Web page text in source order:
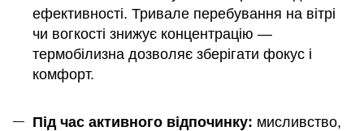
ефективності. Тривале перебування на вітрі
чи вогкості знижує концентрацію —
термобілизна дозволяє зберігати фокус і
комфорт.
Під час активного відпочинку: мисливство,